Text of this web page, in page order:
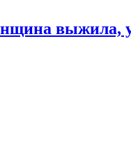
выжила,